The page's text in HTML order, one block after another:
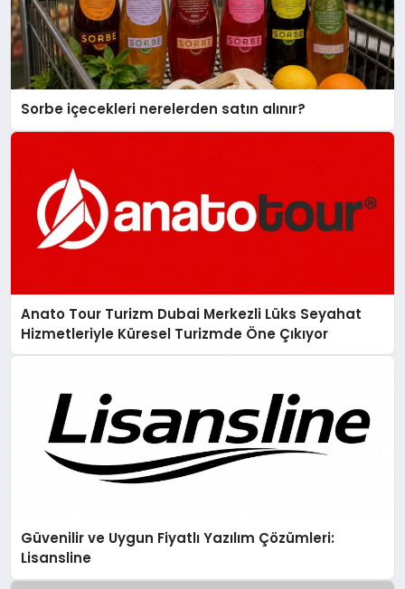
Sorbe içecekleri nerelerden satın alınır?
Anato Tour Turizm Dubai Merkezli Lüks Seyahat
Hizmetleriyle Küresel Turizmde Öne Çıkıyor
Güvenilir ve Uygun Fiyatlı Yazılım Çözümleri:
Lisansline